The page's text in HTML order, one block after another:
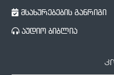
მსახურებების განრიგი
აუდიო ბიბლია